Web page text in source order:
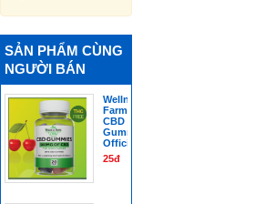
SẢN PHẨM CÙNG
NGƯỜI BÁN
Wellness
Farms
CBD
Gummies
Official
25đ